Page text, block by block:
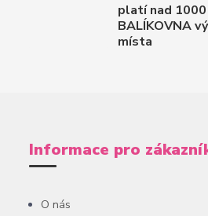
platí nad 1000
BALÍKOVNA
místa
Informace pro
O nás